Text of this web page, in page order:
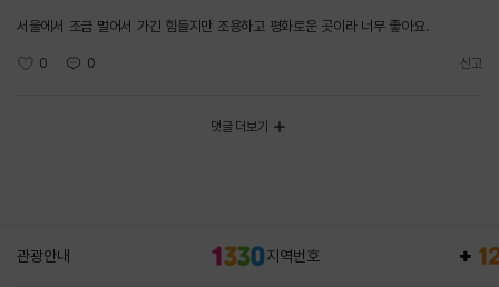
서울에서 조금 멀어서 가긴 힘들지만 조용하고 평화로운 곳이라 너무 좋아요.
0 0 신고
댓글 더보기
관광안내 지역번호